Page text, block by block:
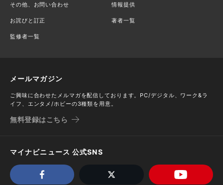
その他、お問い合わせ 情報提供
お詫びと訂正 著者一覧
監修者一覧
メールマガジン
ご興味に合わせたメルマガを配信しております。PC/デジタル、ワーク&ラ
イフ、エンタメ/ホビーの3種類を用意。
無料登録はこちら
マイナビニュース 公式SNS